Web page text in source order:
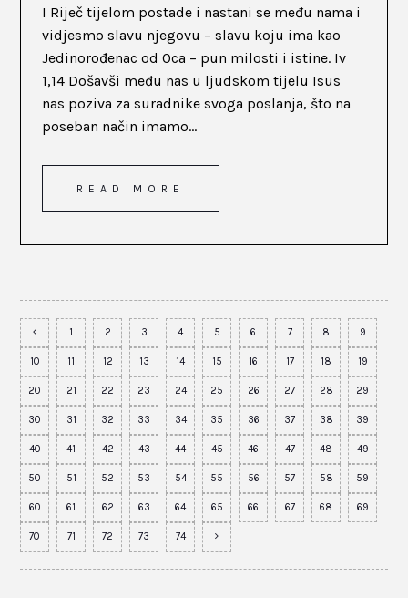
I Riječ tijelom postade i nastani se među nama i
vidjesmo slavu njegovu – slavu koju ima kao
Jedinorođenac od Oca – pun milosti i istine. Iv
1,14 Došavši među nas u ljudskom tijelu Isus
nas poziva za suradnike svoga poslanja, što na
poseban način imamo...
READ MORE
1 2 3 4 5 6 7 8 9
10 11 12 13 14 15 16 17 18 19
20 21 22 23 24 25 26 27 28 29
30 31 32 33 34 35 36 37 38 39
40 41 42 43 44 45 46 47 48 49
50 51 52 53 54 55 56 57 58 59
60 61 62 63 64 65 66 67 68 69
70 71 72 73 74